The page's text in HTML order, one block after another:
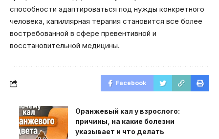
способности адаптироваться под нужды конкретного
человека, капиллярная терапия становится все более
востребованной в сфере превентивной и
восстановительной медицины.
Facebook
Оранжевый кал у взрослого:
причины, на какие болезни
указывает и что делать